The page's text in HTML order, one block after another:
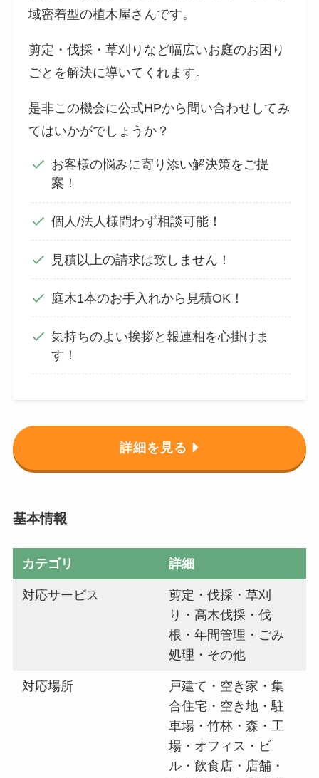
域密着型の植木屋さんです。
剪定・伐採・草刈りなど幅広いお庭のお困り
ごとを解決に導いてくれます。
是非この機会に公式HPから問い合わせしてみ
てはいかがでしょうか？
お客様の悩みに寄り添い解決策をご提
案！
個人/法人様問わず相談可能！
見積以上の請求は致しません！
庭木1本のお手入れから見積OK！
気持ちのよい挨拶と報連相を心掛けま
す！
詳細を見る
基本情報
カテゴリ 詳細
対応サービス
剪定・伐採・草刈
り・高木伐採・伐
根・年間管理・ごみ
処理・その他
対応場所
戸建て・空き家・集
合住宅・空き地・駐
車場・竹林・森・工
場・オフィス・ビ
ル・飲食店・店舗・